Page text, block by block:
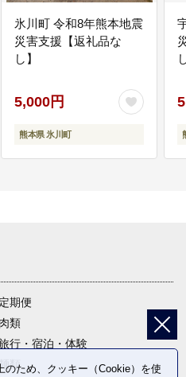
氷川町 令和8年熊本地震
災害支援【返礼品な
し】
5,000円
熊本県 氷川町
定期便
肉類
行・宿泊・体験
麺類ため、クッキー（Cookie）を使